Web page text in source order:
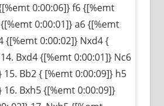
0:00:06]} f6 {[%emt
0:00:01]} a6 {[%emt
{[%emt 0:00:02]} Nxd4 {
Bxd4 {[%emt 0:00:01]} Nc6
Bb2 { [%emt 0:00:09]} h5
Bxh5 {[%emt 0:00:09]}